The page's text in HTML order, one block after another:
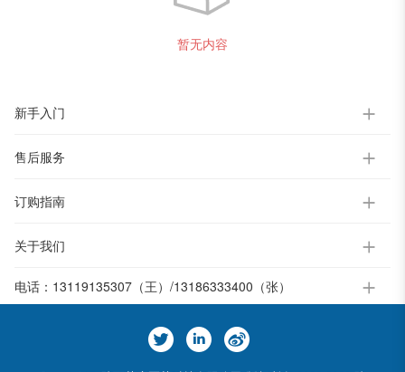
暂无内容
新手入门
售后服务
订购指南
关于我们
电话： 13119135307（王）/13186333400（张）